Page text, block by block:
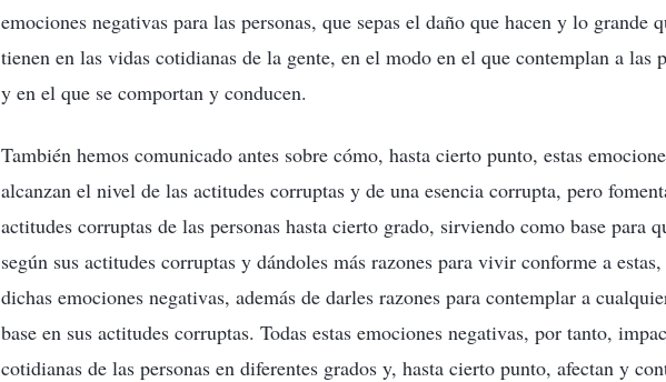
emociones negativas para las personas, que sepas el daño que hacen y lo grande
tienen en las vidas cotidianas de la gente, en el modo en el que contemplan a las
y en el que se comportan y conducen.
También hemos comunicado antes sobre cómo, hasta cierto punto, estas
alcanzan el nivel de las actitudes corruptas y de una esencia corrupta, pero
actitudes corruptas de las personas hasta cierto grado, sirviendo como base para
según sus actitudes corruptas y dándoles más razones para vivir conforme a
dichas emociones negativas, además de darles razones para contemplar a
base en sus actitudes corruptas. Todas estas emociones negativas, por tanto,
cotidianas de las personas en diferentes grados y, hasta cierto punto, afectan y